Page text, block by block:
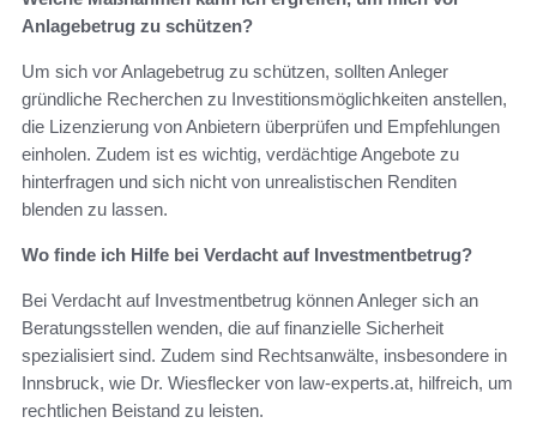
Anlagebetrug zu schützen?
Um sich vor Anlagebetrug zu schützen, sollten Anleger
gründliche Recherchen zu Investitionsmöglichkeiten anstellen,
die Lizenzierung von Anbietern überprüfen und Empfehlungen
einholen. Zudem ist es wichtig, verdächtige Angebote zu
hinterfragen und sich nicht von unrealistischen Renditen
blenden zu lassen.
Wo finde ich Hilfe bei Verdacht auf Investmentbetrug?
Bei Verdacht auf Investmentbetrug können Anleger sich an
Beratungsstellen wenden, die auf finanzielle Sicherheit
spezialisiert sind. Zudem sind Rechtsanwälte, insbesondere in
Innsbruck, wie Dr. Wiesflecker von law-experts.at, hilfreich, um
rechtlichen Beistand zu leisten.